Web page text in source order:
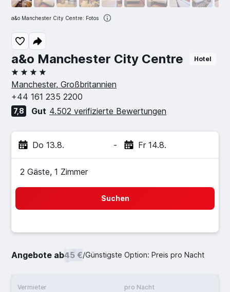
a&o Manchester City Centre Hotel
4 Sterne
Manchester, Großbritannien
+44 161 235 2200
7,8 Gut 4.502 verifizierte Bewertungen
Do 13.8. - Fr 14.8.
2 Gäste, 1 Zimmer
Suchen
Angebote ab45 €/Günstigste Option: Preis pro Nacht
Vermieter pro Nacht
a&o Manchester City Centre: Fotos